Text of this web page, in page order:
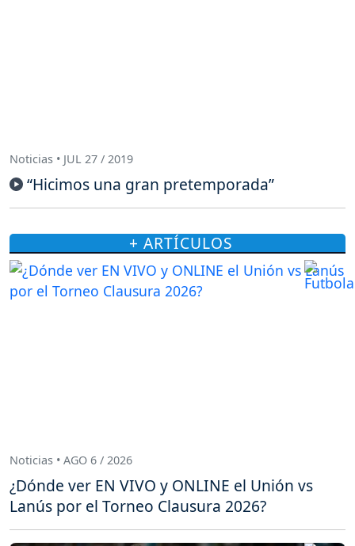
Noticias • JUL 27 / 2019
“Hicimos una gran pretemporada”
+ ARTÍCULOS
Noticias • AGO 6 / 2026
¿Dónde ver EN VIVO y ONLINE el Unión vs
Lanús por el Torneo Clausura 2026?